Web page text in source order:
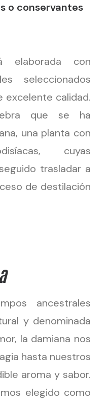
o conservantes
elaborada con
seleccionados
excelente calidad.
que se ha
una planta con
cuyas
trasladar a
de destilación
ancestrales
y denominada
la damiana nos
hasta nuestros
aroma y sabor.
elegido como